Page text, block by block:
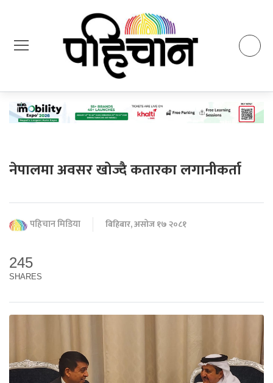
नेपालमा अवसर खोज्दै कतारका लगानीकर्ता
पहिचान मिडिया बिहिबार, असोज १७ २०८१
245
SHARES